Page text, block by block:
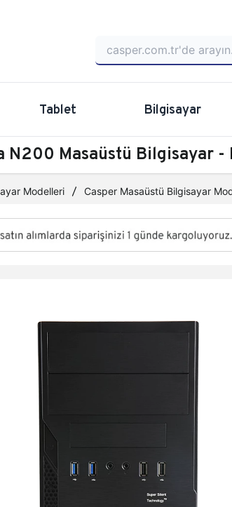
Tablet Bilgisayar
N200 Masaüstü Bilgisayar
Modelleri Casper Masaüstü Bilgisayar